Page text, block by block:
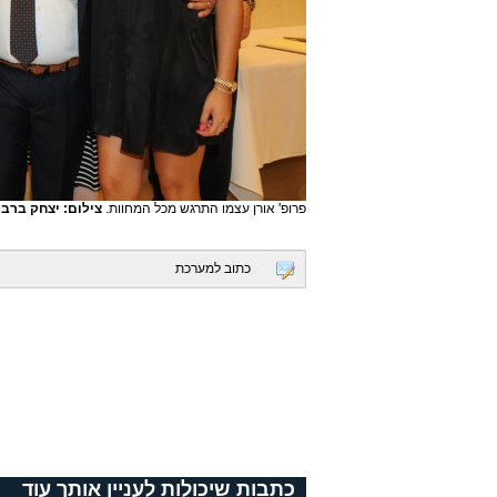
פרופ' אורן עצמו התרגש מכל המחוות. צילום: יצחק
כתוב למערכת
כתבות שיכולות לעניין אותך עוד